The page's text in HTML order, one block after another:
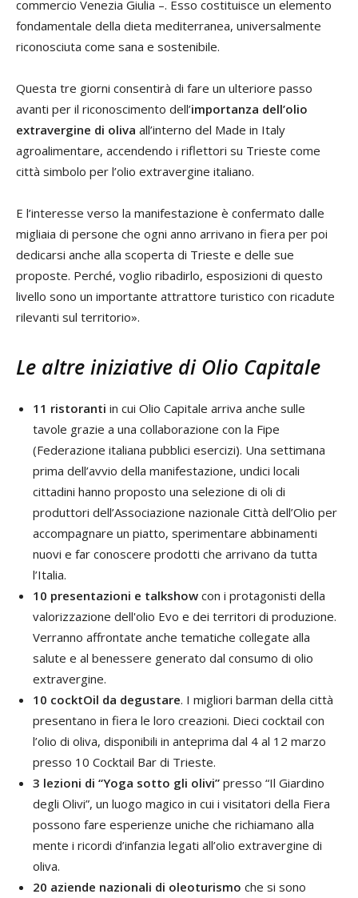
commercio Venezia Giulia –. Esso costituisce un elemento
fondamentale della dieta mediterranea, universalmente
riconosciuta come sana e sostenibile.
Questa tre giorni consentirà di fare un ulteriore passo
avanti per il riconoscimento dell’importanza dell’olio
extravergine di oliva all’interno del Made in Italy
agroalimentare, accendendo i riflettori su Trieste come
città simbolo per l’olio extravergine italiano.
E l’interesse verso la manifestazione è confermato dalle
migliaia di persone che ogni anno arrivano in fiera per poi
dedicarsi anche alla scoperta di Trieste e delle sue
proposte. Perché, voglio ribadirlo, esposizioni di questo
livello sono un importante attrattore turistico con ricadute
rilevanti sul territorio».
Le altre iniziative di Olio Capitale
11 ristoranti in cui Olio Capitale arriva anche sulle
tavole grazie a una collaborazione con la Fipe
(Federazione italiana pubblici esercizi). Una settimana
prima dell’avvio della manifestazione, undici locali
cittadini hanno proposto una selezione di oli di
produttori dell’Associazione nazionale Città dell’Olio per
accompagnare un piatto, sperimentare abbinamenti
nuovi e far conoscere prodotti che arrivano da tutta
l’Italia.
10 presentazioni e talkshow con i protagonisti della
valorizzazione dell'olio Evo e dei territori di produzione.
Verranno affrontate anche tematiche collegate alla
salute e al benessere generato dal consumo di olio
extravergine.
10 cocktOil da degustare. I migliori barman della città
presentano in fiera le loro creazioni. Dieci cocktail con
l’olio di oliva, disponibili in anteprima dal 4 al 12 marzo
presso 10 Cocktail Bar di Trieste.
3 lezioni di “Yoga sotto gli olivi” presso “Il Giardino
degli Olivi”, un luogo magico in cui i visitatori della Fiera
possono fare esperienze uniche che richiamano alla
mente i ricordi d’infanzia legati all’olio extravergine di
oliva.
20 aziende nazionali di oleoturismo che si sono